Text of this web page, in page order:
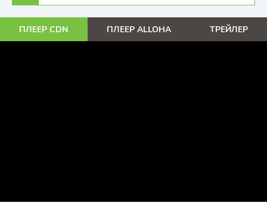
ПЛЕЕР CDN ПЛЕЕР ALLOHA ТРЕЙЛЕР